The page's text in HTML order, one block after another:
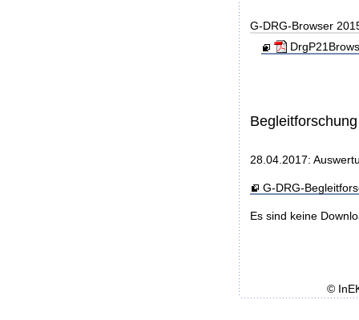
G-DRG-Browser
Begleitforschung
28.04.2017:
G-DRG-
Es sind keine
©